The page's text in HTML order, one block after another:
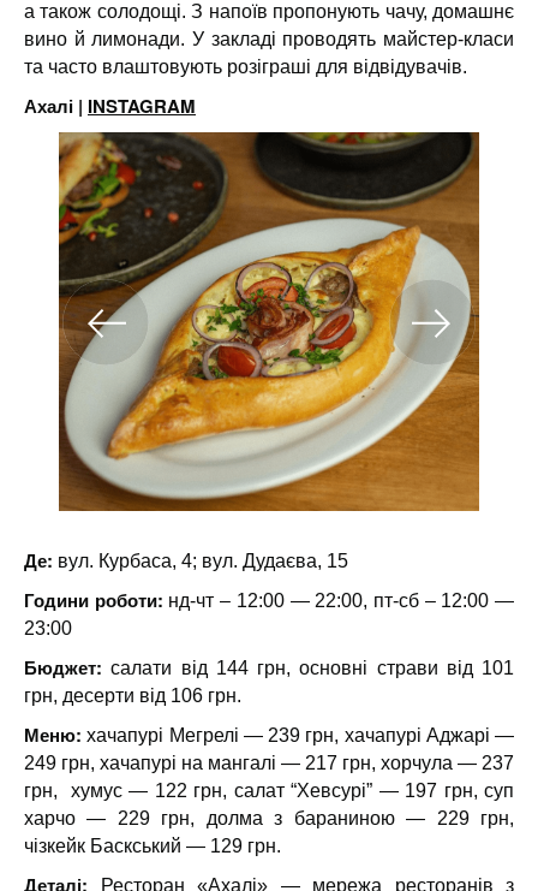
а також солодощі. З напоїв пропонують чачу, домашнє
вино й лимонади. У закладі проводять майстер-класи
та часто влаштовують розіграші для відвідувачів.
Ахалі | INSTAGRAM
Де: вул. Курбаса, 4; вул. Дудаєва, 15
Години роботи: нд-чт – 12:00 — 22:00, пт-сб – 12:00 —
23:00
Бюджет:салати від 144 грн, основні страви від 101
грн, десерти від 106 грн.
Меню:хачапурі Мегрелі — 239 грн, хачапурі Аджарі —
249 грн, хачапурі на мангалі — 217 грн, хорчула — 237
грн,
хумус — 122 грн, салат “Хевсурі” — 197 грн, суп
харчо — 229 грн, долма з бараниною — 229 грн,
чізкейк Баскський — 129 грн.
Деталі:
Ресторан «Ахалі» — мережа ресторанів з